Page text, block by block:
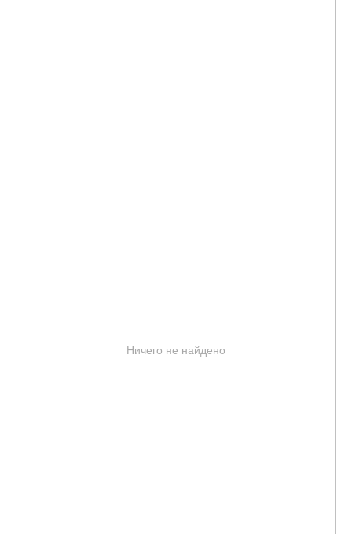
Ничего не найдено